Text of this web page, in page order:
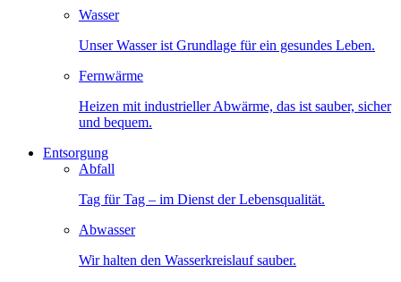
Wasser
Unser Wasser ist Grundlage für ein gesundes Leben.
Fernwärme
Heizen mit industrieller Abwärme, das ist sauber, sicher
und bequem.
Entsorgung
Abfall
Tag für Tag – im Dienst der Lebensqualität.
Abwasser
Wir halten den Wasserkreislauf sauber.